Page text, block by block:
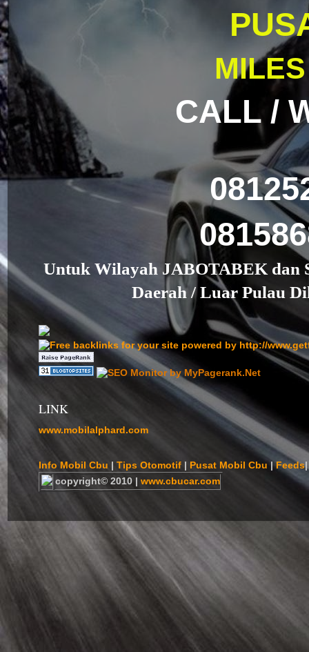
CALL /
Untuk Wilayah JABOTABEK dan
Daerah / Luar Pulau
LINK
www.mobilalphard.com
Info Mobil Cbu Tips Otomotif Pusat Mobil Cbu|Feeds|
copyright© 2010 | www.cbucar.com